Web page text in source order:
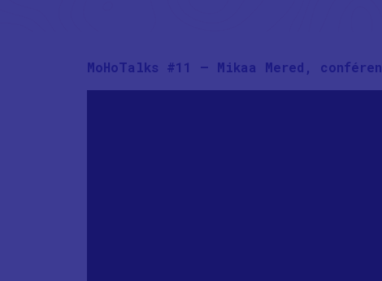
MoHoTalks #11 – Mikaa Mered,